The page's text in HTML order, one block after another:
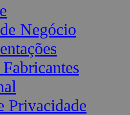
Negócio
Privacidade